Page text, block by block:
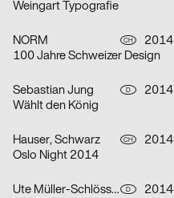
Weingart Typografie
NORM CH
2014
100 Jahre Schweizer Design
Sebastian Jung D
2014
Wählt den König
Hauser, Schwarz CH
2014
Oslo Night 2014
Ute Müller-Schlösser, Christian Nicolaus D
2014